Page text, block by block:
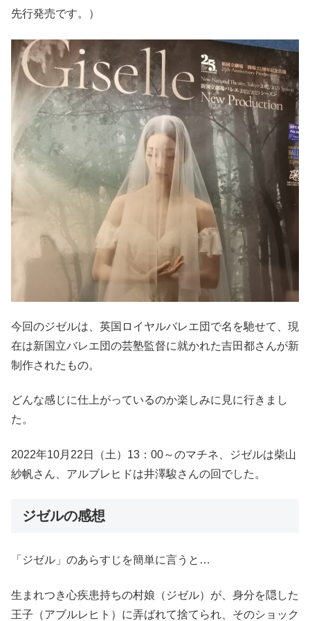
先行発売です。）
今回のジゼルは、英国ロイヤルバレエ団で名を馳せて、現
在は新国立バレエ団の芸塾監督に就かれた吉田都さんが新
制作されたもの。
どんな感じに仕上がっているのか楽しみに見に行きまし
た。
2022年10月22日（土）13：00～のマチネ、ジゼルは柴山
紗帆さん、アルブレヒドは井澤駿さんの回でした。
ジゼルの感想
「ジゼル」のあらすじを簡単に言うと…
生まれつき心疾患持ちの村娘（ジゼル）が、身分を隠した
王子（アブルレヒト）に弄ばれて捨てられ、そのショック